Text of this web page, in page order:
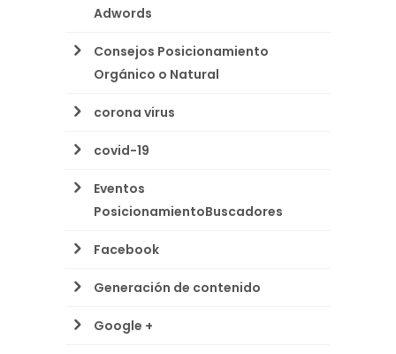
Adwords
Consejos Posicionamiento
Orgánico o Natural
corona virus
covid-19
Eventos
PosicionamientoBuscadores
Facebook
Generación de contenido
Google +